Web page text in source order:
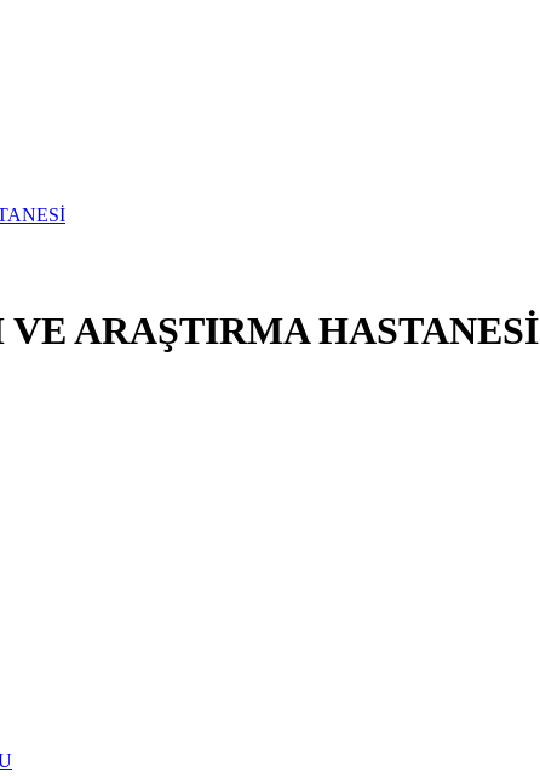
ARAŞTIRMA HASTANESİ